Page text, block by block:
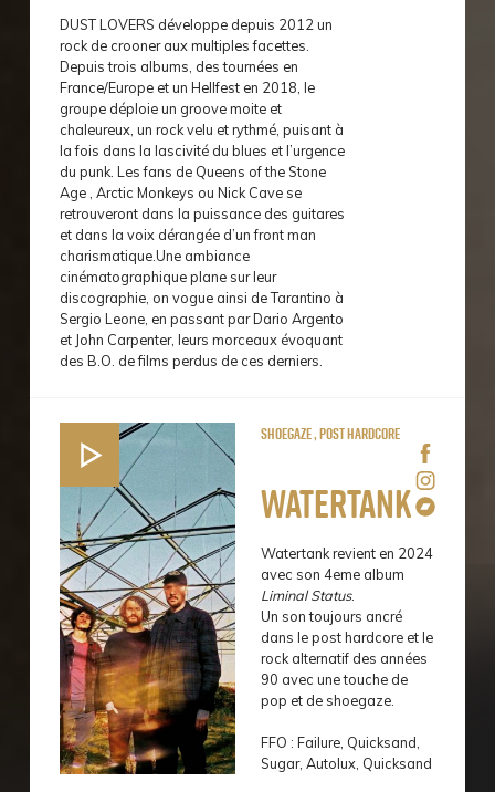
DUST LOVERS développe depuis 2012 un
rock de crooner aux multiples facettes.
Depuis trois albums, des tournées en
France/Europe et un Hellfest en 2018, le
groupe déploie un groove moite et
chaleureux, un rock velu et rythmé, puisant à
la fois dans la lascivité du blues et l’urgence
du punk. Les fans de Queens of the Stone
Age , Arctic Monkeys ou Nick Cave se
retrouveront dans la puissance des guitares
et dans la voix dérangée d’un front man
charismatique.Une ambiance
cinématographique plane sur leur
discographie, on vogue ainsi de Tarantino à
Sergio Leone, en passant par Dario Argento
et John Carpenter, leurs morceaux évoquant
des B.O. de films perdus de ces derniers.
Shoegaze , Post hardcore
Watertank
Watertank revient en 2024
avec son 4eme album
Liminal Status.
Un son toujours ancré
dans le post hardcore et le
rock alternatif des années
90 avec une touche de
pop et de shoegaze.
FFO : Failure, Quicksand,
Sugar, Autolux, Quicksand